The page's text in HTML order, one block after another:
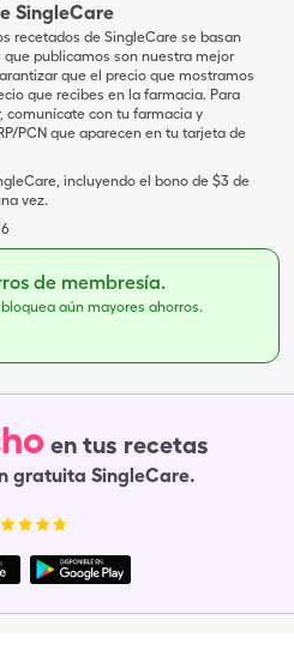
SingleCare
recetados de SingleCare se basan
publicamos son nuestra mejor
que el precio que mostramos
que recibes en la farmacia. Para
comunícate con tu farmacia y
PCN que aparecen en tu tarjeta de
incluyendo el bono de $3 de
vez.
de membresía.
aún mayores ahorros.
en tus recetas
gratuita SingleCare.